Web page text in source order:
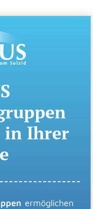
in Ihrer
ermöglichen